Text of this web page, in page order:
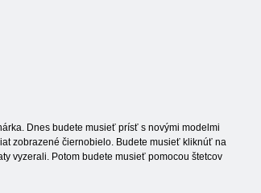
Dnes budete musieť prísť s novými modelmi
zobrazené čiernobielo. Budete musieť kliknúť na
vyzerali. Potom budete musieť pomocou štetcov